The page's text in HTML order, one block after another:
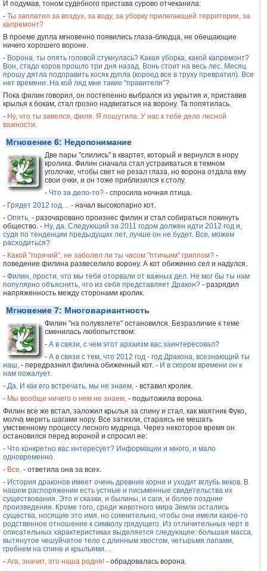
И подумав, тоном судебного пристава сурово отчеканила:
- Ты заплатил за воздух, за воду, за уборку прилегающей территории, за
капремонт?
В проеме дупла мгновенно появились глаза-блюдца, не обещающие
ничего хорошего вороне.
- Ворона, ты опять головой стукнулась? Какая уборка, какой капремонт?
Вон, стадо коров прошло три дня назад. Вонь стоит на весь лес. Месяц
прошу дятла подправить косяк дупла (короед все в труху превратил). Все
нет времени. На кой ляд мне такие "правители"?
Пока филин говорил, он постепенно выбрался из укрытия и, приставив
крылья к бокам, стал грозно надвигаться на ворону. Та попятилась.
- Ну, что ты завелся, филя. Я пошутила. У нас к тебе дело лесной
важности.
Мгновение 6: Недопонимание
Две пары "слились" в квартет, который и вернулся в нору
кролика. Филин сначала стал устраиваться в темном
уголочке, чтобы свет не резал глаза, но ворона отдала ему
свои очки, и он тоже приблизился к столу.
- Что за дело-то? - спросила ночная птица.
- Грядет 2012 год… - начал высокопарно кот.
- Опять, - разочаровано произнес филин и стал собираться покинуть
общество. - Ну, да. Следующий за 2011 годом должен идти 2012 год и,
судя по тенденции предыдущих лет, лучше он не будет. Все, можем
расходиться?
- Какой "горячий", не заболел ли ты часом "птичьим" гриппом? -
поведение филина развеселило ворону. А кот обиженно сел и надулся.
- Филин, прости, что мы тебя оторвали от важных дел. Не мог бы ты нам
популярно объяснить, что из себя представляет Дракон? - разрядил
напряженность между сторонами кролик.
Мгновение 7: Многовариантность
Филин "на полувзлете" остановился. Безразличие к теме
сменилась любопытством:
- А в связи, с чем этот архаизм вас заинтересовал?
- А в связи с тем, что 2012 год - год Дракона, всезнающий ты
наш, - передразнил филина обиженный кот. - И в скором времени он к
нам пожалует.
- Да. И как его встречать, мы не знаем, - вставил кролик.
- Мы вообще ничего о нем не знаем, - подытожила ворона.
Филин все же встал, заложил крылья за спину и стал, как маятник Фуко,
молча мерить шагами нору. Все затихли, стараясь не мешать
умственному процессу лесного мудреца. Через некоторое время он
остановился перед вороной и спросил ее:
- Что конкретно вас интересует? Информации и много, и мало
одновременно.
- Все, - ответила она за всех.
- История драконов имеет очень древние корни и уходит вглубь веков. В
нашем распоряжении есть устные и письменные свидетельства их
существования. Это и сказки, и былины, и саги, и более поздние
произведения. Кроме того, среди животного мира Земли остались
существа, носящие это имя, но сомнительно, чтобы они имели какое-то
родственное отношение к символу грядущего. Из отличительных черт в
описательных характеристиках выделяется следующее: большая масса,
вытянутое чешуйчатое тело с длинным хвостом, четырьмя лапами,
гребнем на спине и крыльями…
- Ага, значит, это наша родня! - обрадовалась ворона.